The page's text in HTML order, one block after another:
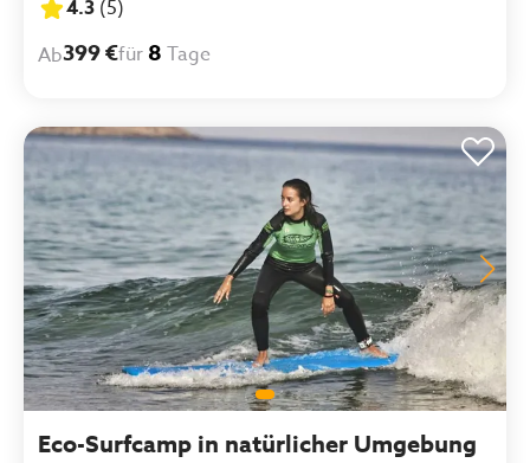
4.3 (5)
Ab399 €für 8 Tage
Eco-Surfcamp in natürlicher Umgebung